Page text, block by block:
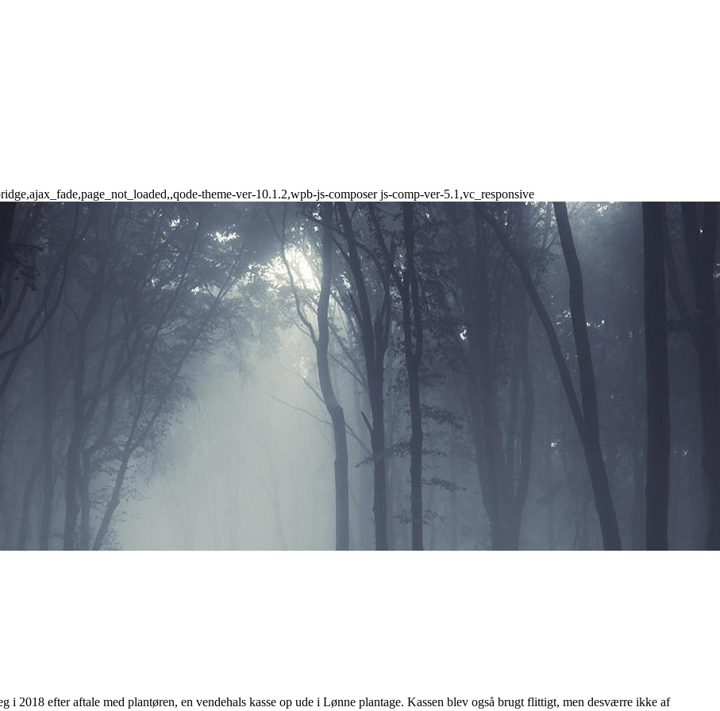
theme-ver-10.1.2,wpb-js-composer js-comp-ver-5.1,vc_responsive
i 2018 efter aftale med plantøren, en vendehals kasse op ude i Lønne plantage. Kassen blev også brugt flittigt, men desværre ikke af